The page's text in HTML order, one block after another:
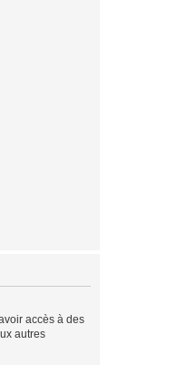
accès à des
autres